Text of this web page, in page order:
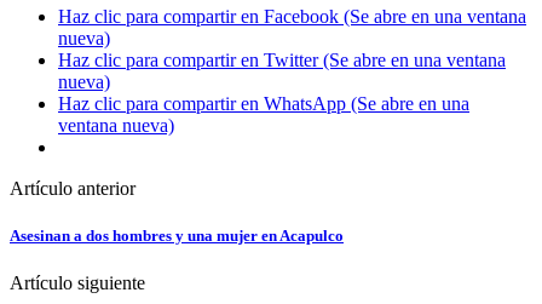
Haz clic para compartir en Facebook (Se abre en una ventana
nueva)
Haz clic para compartir en Twitter (Se abre en una ventana
nueva)
Haz clic para compartir en WhatsApp (Se abre en una
ventana nueva)
Artículo anterior
Asesinan a dos hombres y una mujer en Acapulco
Artículo siguiente